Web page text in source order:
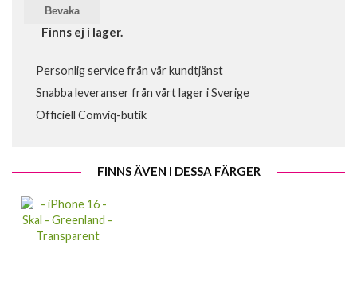
Bevaka
Finns ej i lager.
Personlig service från vår kundtjänst
Snabba leveranser från vårt lager i Sverige
Officiell Comviq-butik
FINNS ÄVEN I DESSA FÄRGER